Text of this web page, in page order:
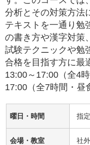
分析とその対策方法
テキストを一通り勉
の書き方や漢字対策
試験テクニックや勉
合格を目指す方に最
13:00～17:00（全4
17:00（全7時間・
曜日・時間 指
会場・教室 社外